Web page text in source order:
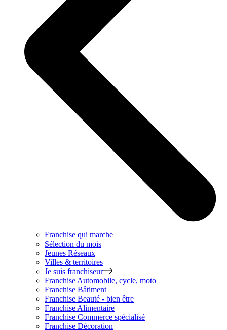
Franchise qui marche
Sélection du mois
Jeunes Réseaux
Villes & territoires
Je suis franchiseur
Franchise Automobile, cycle, moto
Franchise Bâtiment
Franchise Beauté - bien être
Franchise Alimentaire
Franchise Commerce spécialisé
Franchise Décoration